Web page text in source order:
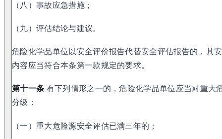
（八）事故应急措施；
（九）评估结论与建议。
危险化学品单位以安全评价报告代替安全评估报告的，其
内容应当符合本条第一款规定的要求。
第十一条 有下列情形之一的，危险化学品单位应当对重大
分级：
（一）重大危险源安全评估已满三年的；